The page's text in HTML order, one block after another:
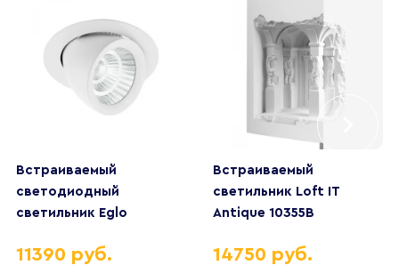
Встраиваемый
светодиодный
светильник Eglo
11390 руб.
Встраиваемый
светильник Loft IT
Antique 10355B
14750 руб.